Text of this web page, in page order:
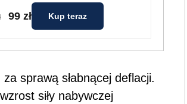
99 zł Kup teraz
sprawą słabnącej deflacji.
siły nabywczej